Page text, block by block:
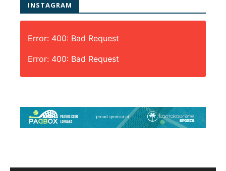
INSTAGRAM
Error: 400: Bad Request
Error: 400: Bad Request